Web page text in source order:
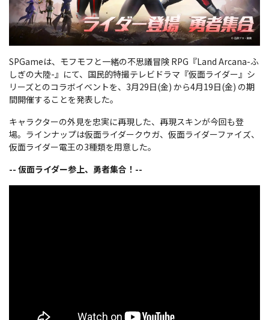
SPGameは、モフモフと一緒の不思議冒険 RPG『Land Arcana-ふ
しぎの大陸-』にて、国民的特撮テレビドラマ『仮面ライダー』シ
リーズとのコラボイベントを、3月29日(金) から4月19日(金) の期
間開催することを発表した。
キャラクターの外見を忠実に再現した、再現スキンが今回も登
場。ラインナップは仮面ライダークウガ、仮面ライダーファイズ、
仮面ライダー電王の3種類を用意した。
-- 仮面ライダー参上、勇者集合！--